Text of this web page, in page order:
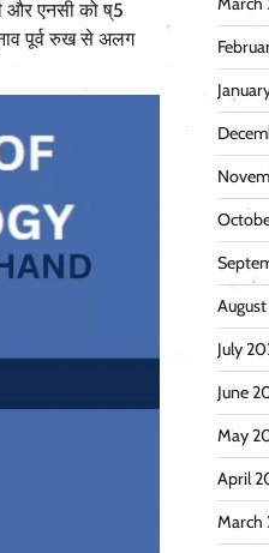
और एनसी को ष्5
पूर्व रुख से अलग
July
June
May
April
March